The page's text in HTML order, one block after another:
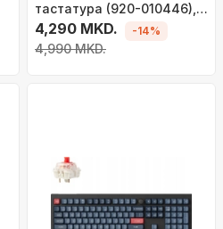
тастатура (920-010446),
EN, црна
4,290 MKD.
4,990 MKD.
-14%